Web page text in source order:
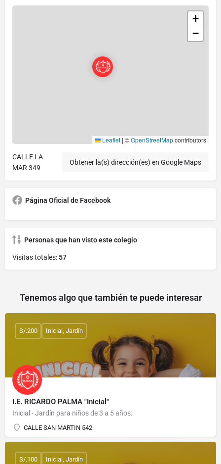
+
−
Leaflet | ©OpenStreetMapcontributors
CALLE LA
MAR 349
Obtener la(s) dirección(es) en Google Maps
Página Oficial de Facebook
Personas que han visto este colegio
Visitas totales: 57
Tenemos algo que también te puede interesar
I.E. RICARDO PALMA "Inicial"
Inicial - Jardín para niños de 3 a 5 años.
CALLE SAN MARTIN 542
S/.200 Inicial, Jardín
S/.100 Inicial, Jardín